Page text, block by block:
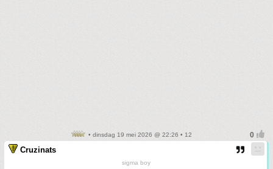
• dinsdag 19 mei 2026 @ 22:26 • 12
Cruzinats
sigma boy